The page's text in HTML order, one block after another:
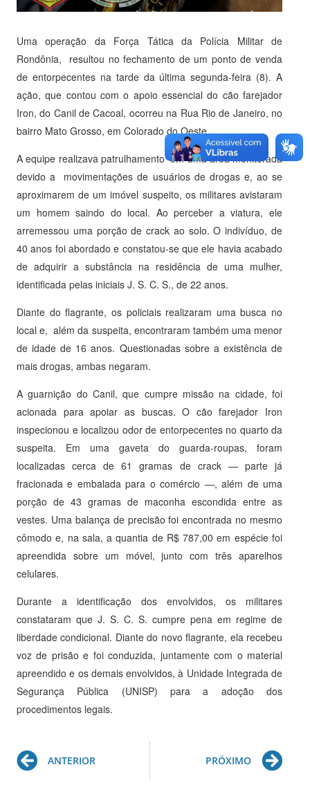
Uma operação da Força Tática da Polícia Militar de
Rondônia, resultou no fechamento de um ponto de venda
de entorpecentes na tarde da última segunda-feira (8). A
ação, que contou com o apoio essencial do cão farejador
Iron, do Canil de Cacoal, ocorreu na Rua Rio de Janeiro, no
bairro Mato Grosso, em Colorado do Oeste.
A equipe realizava patrulhamento em uma área monitorada
devido a movimentações de usuários de drogas e, ao se
aproximarem de um imóvel suspeito, os militares avistaram
um homem saindo do local. Ao perceber a viatura, ele
arremessou uma porção de crack ao solo. O indivíduo, de
40 anos foi abordado e constatou-se que ele havia acabado
de adquirir a substância na residência de uma mulher,
identificada pelas iniciais J. S. C. S., de 22 anos.
Diante do flagrante, os policiais realizaram uma busca no
local e, além da suspeita, encontraram também uma menor
de idade de 16 anos. Questionadas sobre a existência de
mais drogas, ambas negaram.
A guarnição do Canil, que cumpre missão na cidade, foi
acionada para apoiar as buscas. O cão farejador Iron
inspecionou e localizou odor de entorpecentes no quarto da
suspeita. Em uma gaveta do guarda-roupas, foram
localizadas cerca de 61 gramas de crack — parte já
fracionada e embalada para o comércio —, além de uma
porção de 43 gramas de maconha escondida entre as
vestes. Uma balança de precisão foi encontrada no mesmo
cômodo e, na sala, a quantia de R$ 787,00 em espécie foi
apreendida sobre um móvel, junto com três aparelhos
celulares.
Durante a identificação dos envolvidos, os militares
constataram que J. S. C. S. cumpre pena em regime de
liberdade condicional. Diante do novo flagrante, ela recebeu
voz de prisão e foi conduzida, juntamente com o material
apreendido e os demais envolvidos, à Unidade Integrada de
Segurança Pública (UNISP) para a adoção dos
procedimentos legais.
Prev
ANTERIOR PRÓXIMO